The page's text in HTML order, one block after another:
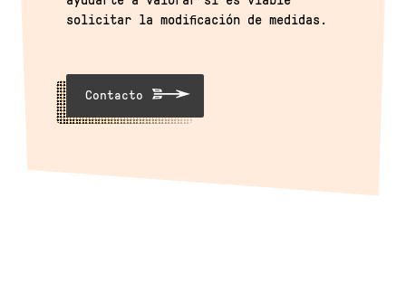
solicitar la modificación de medidas.
Contacto